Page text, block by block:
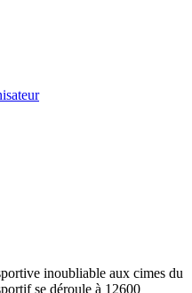
inoubliable aux cimes du
se déroule à 12600